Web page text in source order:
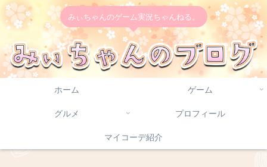
みぃちゃんのゲーム実況ちゃんねる。
ホーム ゲーム
グルメ プロフィール
マイコーデ紹介